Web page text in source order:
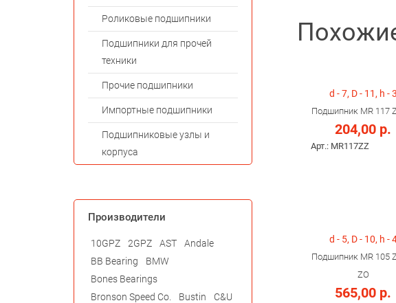
d - 7, D - 11, h - 3
Подшипник MR 117
204,00 р.
Арт.: MR117ZZ
d - 5, D - 10, h -
Подшипник MR 105
ZO
565,00 р.
Роликовые подшипники
Подшипники для прочей
техники
Прочие подшипники
Импортные подшипники
Подшипниковые узлы и
корпуса
Производители
10GPZ 2GPZ AST
Andale
BB Bearing
BMW
Bones Bearings
Bronson Speed Co.
Bustin
C&U